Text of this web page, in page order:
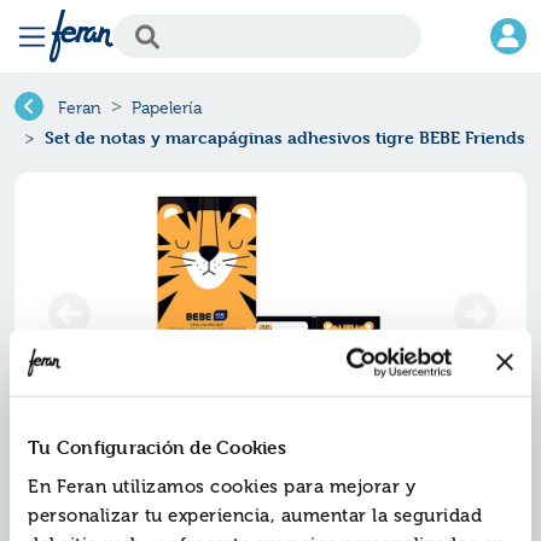
Tu Configuración de Cookies
En Feran utilizamos cookies para mejorar y
personalizar tu experiencia, aumentar la seguridad
Feran Papelería
Set de notas y marcapáginas adhesivos tigre BEBE Friends
Set de notas y marcapáginas
adhesivos tigre bebe friends